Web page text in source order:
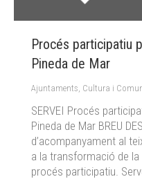
Procés participatiu
Pineda de Mar
Ajuntaments Cultura i
SERVEI Procés
Pineda de Mar BREU
d’acompanyament al
a la transformació de la
procés participatiu.